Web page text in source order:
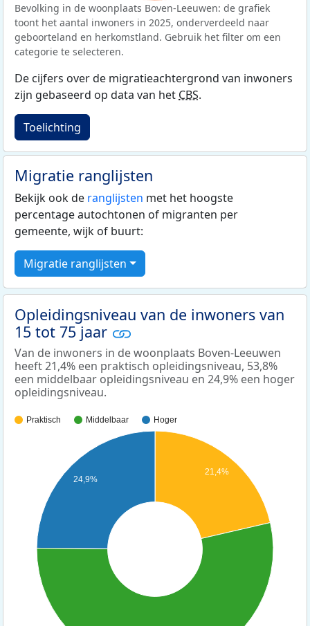
Bevolking in de woonplaats Boven-Leeuwen: de grafiek
toont het aantal inwoners in 2025, onderverdeeld naar
geboorteland en herkomstland. Gebruik het filter om een
categorie te selecteren.
De cijfers over de migratieachtergrond van inwoners
zijn gebaseerd op data van het CBS.
Toelichting
Migratie ranglijsten
Bekijk ook de ranglijsten met het hoogste
percentage autochtonen of migranten per
gemeente, wijk of buurt:
Migratie ranglijsten
Opleidingsniveau van de inwoners van
15 tot 75 jaar
Van de inwoners in de woonplaats Boven-Leeuwen
heeft 21,4% een praktisch opleidingsniveau, 53,8%
een middelbaar opleidingsniveau en 24,9% een hoger
opleidingsniveau.
Praktisch Middelbaar Hoger
21,4%
24,9%